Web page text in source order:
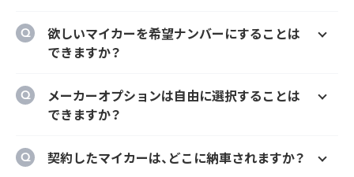
ー、契約期間、ボーナス払い等を自由に選択す
ることができます。
欲しいマイカーを希望ナンバーにすることは
できますか？
とができます。
メーカーオプションは自由に選択することは
できますか？
様にカーナビ、ドラレコ、ETC、フロアマット等
契約したマイカーは、どこに納車されますか？